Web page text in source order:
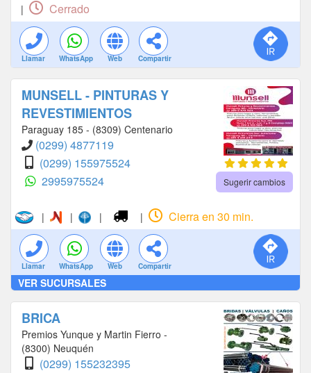
| Cerrado
Llamar WhatsApp Web Compartir
MUNSELL - PINTURAS Y
REVESTIMIENTOS
Paraguay 185 - (8309) Centenario
(0299) 4877119
(0299) 155975524
2995975524
Sugerir cambios
| | | | Cierra en 30 min.
Llamar WhatsApp Web Compartir
VER SUCURSALES
BRICA
Premios Yunque y Martin Fierro -
(8300) Neuquén
(0299) 155232395